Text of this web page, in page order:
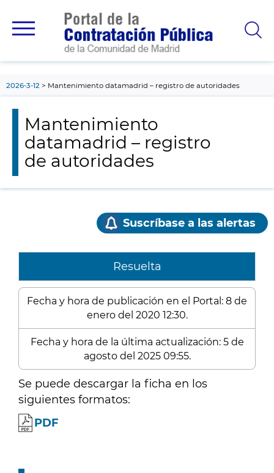
principal
2026-3-12 Mantenimiento datamadrid – registro de autoridades
Mantenimiento
datamadrid – registro
de autoridades
Suscríbase a las alertas
Resuelta
Fecha y hora de publicación en el Portal: 8 de
enero del 2020 12:30.
Fecha y hora de la última actualización: 5 de
agosto del 2025 09:55.
Se puede descargar la ficha en los
siguientes formatos:
PDF